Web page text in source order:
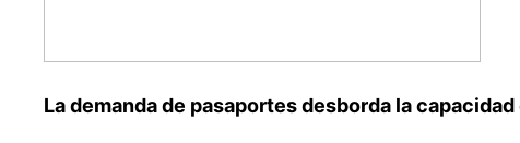
La demanda de pasaportes desborda la